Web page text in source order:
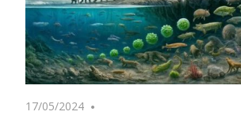
17/05/2024